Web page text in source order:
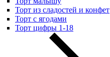
Торт из сладостей и конфет
Торт с ягодами
Торт цифры 1-18